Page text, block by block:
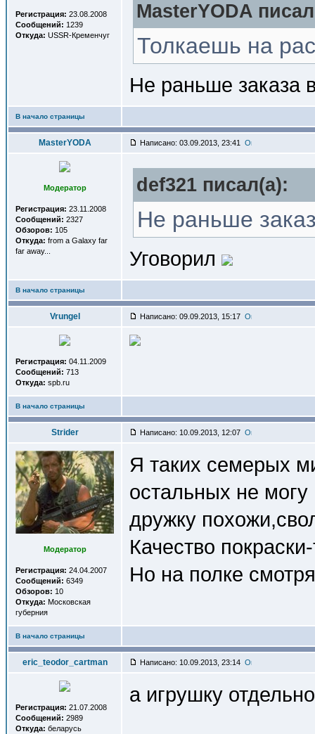
Регистрация: 23.08.2008
Сообщений: 1239
Откуда: USSR-Кременчуг
MasterYODA
Толкаешь на
Не раньше заказа
В начало страницы
MasterYODA Написано: 03.09.2013, 23:41
Модератор
Регистрация: 23.11.2008
Сообщений: 2327
Обзоров: 105
Откуда: from a Galaxy far
far away...
def321 писал(a):
Не раньше
Уговорил
В начало страницы
Vrungel Написано: 09.09.2013, 15:17
Регистрация: 04.11.2009
Сообщений: 713
Откуда: spb.ru
В начало страницы
Strider Написано: 10.09.2013, 12:07
Модератор
Регистрация: 24.04.2007
Сообщений: 6349
Обзоров: 10
Откуда: Московская
губерния
Я таких семерых
остальных не могу
дружку
Качество
Но на полке
В начало страницы
eric_teodor_cartman Написано: 10.09.2013, 23:14
Регистрация: 21.07.2008
Сообщений: 2989
Откуда: беларусь
а игрушку